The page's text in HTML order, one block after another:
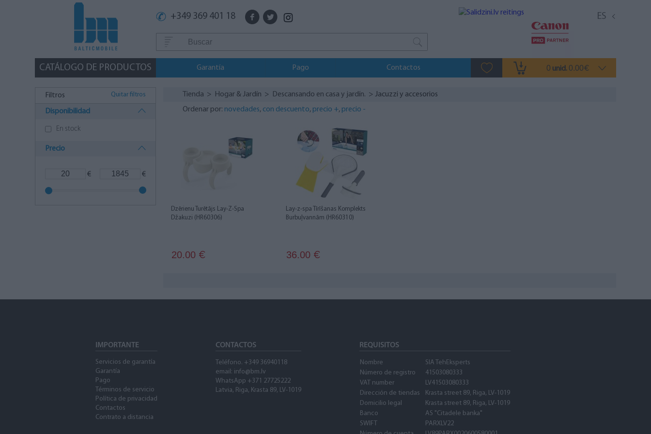
+349 369 401 18 ES
CATÁLOGO DE PRODUCTOS Garantía Pago Contactos 0 unid. 0.00€
Filtros Quitar filtros
Disponibilidad
En stock
Precio
€ €
Tienda > Hogar & Jardín > Descansando en casa y jardín. > Jacuzzi y accesorios
Ordenar por: novedades, con descuento, precio +, precio -
Dzērienu Turētājs Lay-Z-Spa
Džakuzi (HR60306)
20.00 €
Lay-z-spa Tīrīšanas Komplekts
Burbuļvannām (HR60310)
36.00 €
IMPORTANTE
Servicios de garantía
Garantía
Pago
Términos de servicio
Política de privacidad
Contactos
Contrato a distancia
CONTACTOS
Teléfono. +349 36940118
email: info@bm.lv
WhatsApp +371 27725222
Latvia, Riga, Krasta 89, LV-1019
REQUISITOS
Nombre
SIA TehEksperts
Número de registro
41503080333
VAT number
LV41503080333
Dirección de tiendas
Krasta street 89, Riga, LV-1019
Domicilio legal
Krasta street 89, Riga, LV-1019
Banco
AS "Citadele banka"
SWIFT
PARXLV22